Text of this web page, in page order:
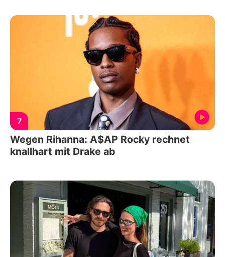
7
Wegen Rihanna: A$AP Rocky rechnet
knallhart mit Drake ab